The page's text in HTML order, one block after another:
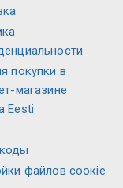
покупки в
магазине
Eesti
файлов соокіе